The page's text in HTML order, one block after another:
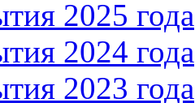
2025 года
2024 года
2023 года